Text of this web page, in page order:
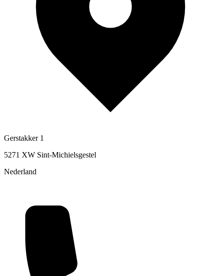
Gerstakker 1
5271 XW Sint-Michielsgestel
Nederland